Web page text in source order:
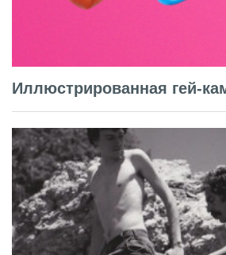
Иллюстрированная гей-